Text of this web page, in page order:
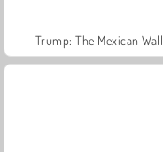
Trump: The Mexican Wall